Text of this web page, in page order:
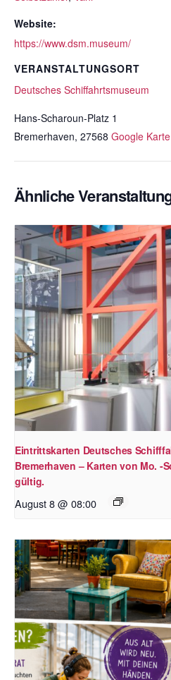
Website:
https://www.dsm.museum/
VERANSTALTUNGSORT
Deutsches Schiffahrtsmuseum
Hans-Scharoun-Platz 1
Bremerhaven, 27568 Google
Ähnliche
Eintrittskarten Deutsches
Bremerhaven – Karten von Mo. -
gültig.
August 8 @ 08:00